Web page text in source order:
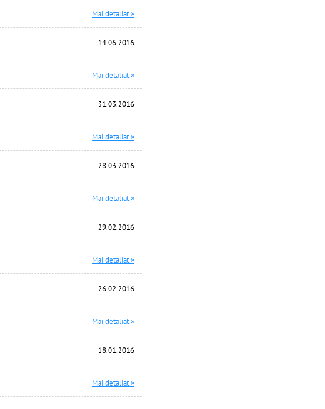
Mai detaliat »
14.06.2016
Mai detaliat »
31.03.2016
Mai detaliat »
28.03.2016
Mai detaliat »
29.02.2016
Mai detaliat »
26.02.2016
Mai detaliat »
18.01.2016
Mai detaliat »